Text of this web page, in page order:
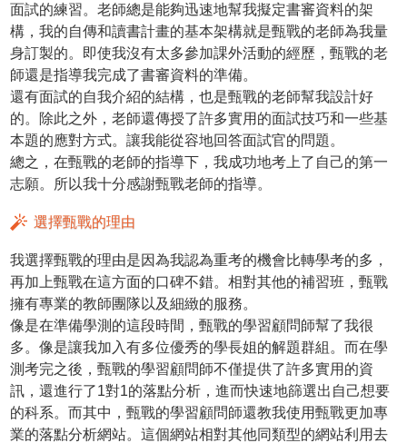
面試的練習。老師總是能夠迅速地幫我擬定書審資料的架
構，我的自傳和讀書計畫的基本架構就是甄戰的老師為我量
身訂製的。即使我沒有太多參加課外活動的經歷，甄戰的老
師還是指導我完成了書審資料的準備。
還有面試的自我介紹的結構，也是甄戰的老師幫我設計好
的。除此之外，老師還傳授了許多實用的面試技巧和一些基
本題的應對方式。讓我能從容地回答面試官的問題。
總之，在甄戰的老師的指導下，我成功地考上了自己的第一
志願。所以我十分感謝甄戰老師的指導。
選擇甄戰的理由
我選擇甄戰的理由是因為我認為重考的機會比轉學考的多，
再加上甄戰在這方面的口碑不錯。相對其他的補習班，甄戰
擁有專業的教師團隊以及細緻的服務。
像是在準備學測的這段時間，甄戰的學習顧問師幫了我很
多。像是讓我加入有多位優秀的學長姐的解題群組。而在學
測考完之後，甄戰的學習顧問師不僅提供了許多實用的資
訊，還進行了1對1的落點分析，進而快速地篩選出自己想要
的科系。而其中，甄戰的學習顧問師還教我使用甄戰更加專
業的落點分析網站。這個網站相對其他同類型的網站利用去